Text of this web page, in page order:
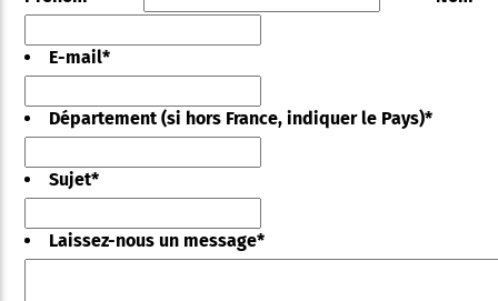
E-mail*
Département (si hors France, indiquer le Pays)*
Sujet*
Laissez-nous un message*